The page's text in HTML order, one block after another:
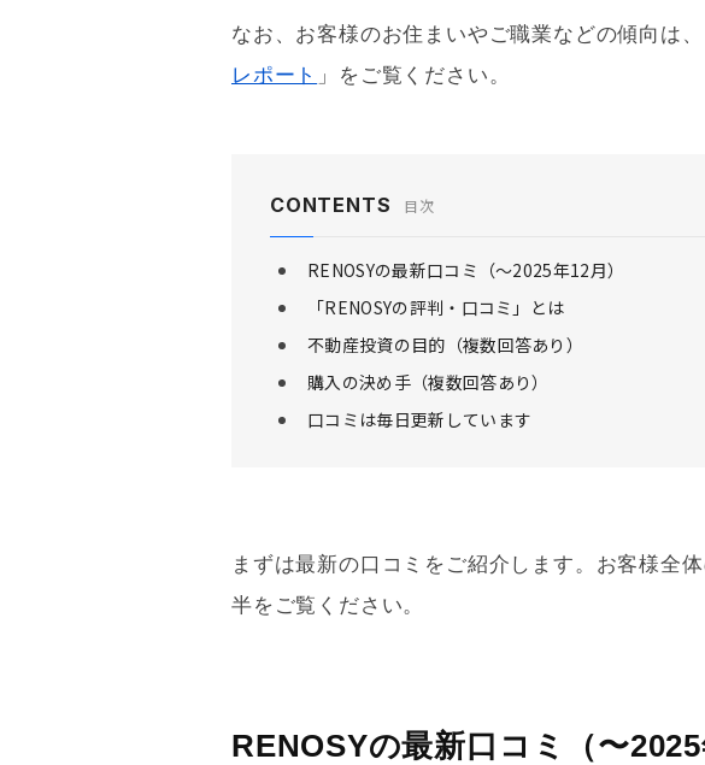
なお、お客様のお住まいやご職業などの傾向は、
レポート 」をご覧ください。
CONTENTS 目次
RENOSYの最新口コミ（〜2025年12月）
「RENOSYの評判・口コミ」とは
不動産投資の目的（複数回答あり）
購入の決め手（複数回答あり）
口コミは毎日更新しています
まずは最新の口コミをご紹介します。お客様全
半をご覧ください。
RENOSYの最新口コミ（〜2025